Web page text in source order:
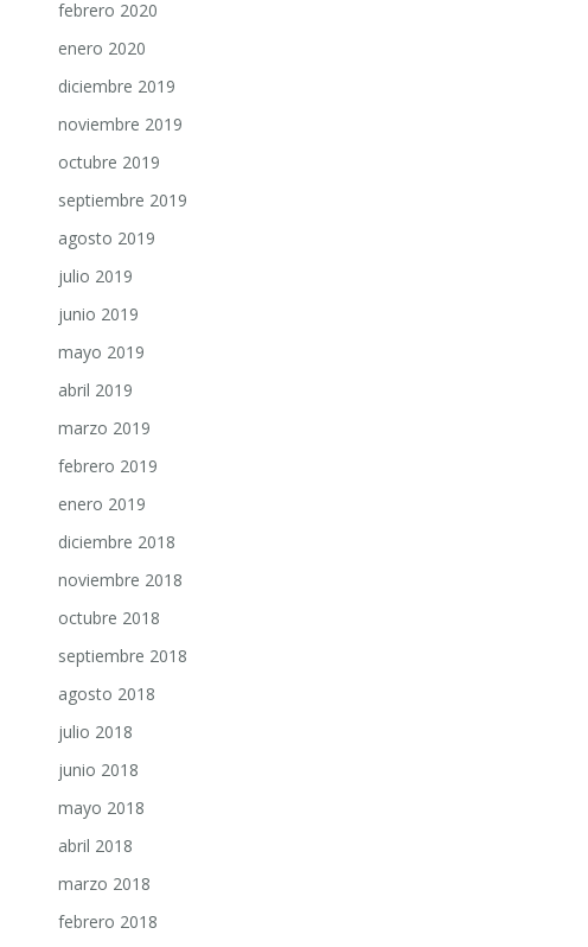
febrero 2020
enero 2020
diciembre 2019
noviembre 2019
octubre 2019
septiembre 2019
agosto 2019
julio 2019
junio 2019
mayo 2019
abril 2019
marzo 2019
febrero 2019
enero 2019
diciembre 2018
noviembre 2018
octubre 2018
septiembre 2018
agosto 2018
julio 2018
junio 2018
mayo 2018
abril 2018
marzo 2018
febrero 2018